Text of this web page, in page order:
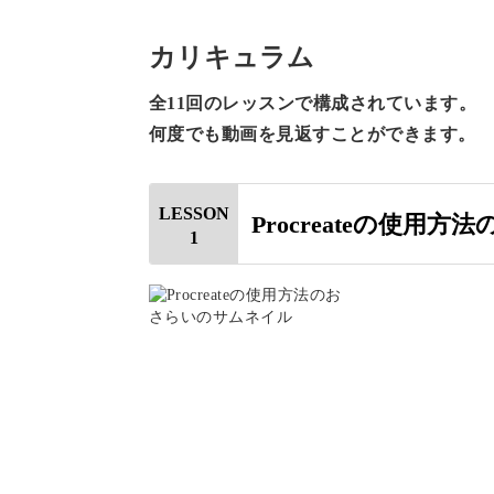
カラフルなモチーフを描いていくうち
知っておくと便利な機能をたくさん
いう方も大丈夫！
ハートのオーナメント、プレゼントボ
カリキュラム
全11回のレッスンで構成されています。
何度でも動画を見返すことができます。
LESSON
1
Procreateの使用方法